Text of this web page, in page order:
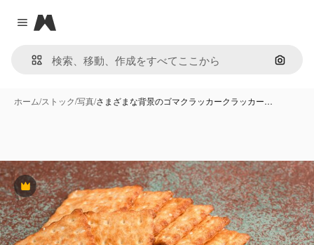
Close menu
Magnific
画像で
ホーム/ストック/写真/さまざまな背景のゴマクラッカークラッカー…
Premium